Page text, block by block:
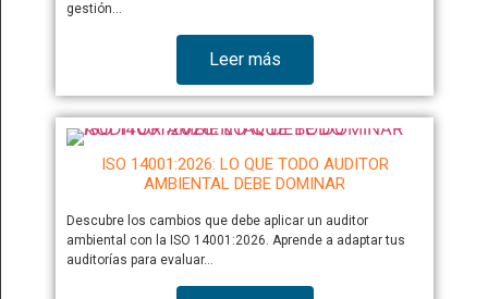
gestión…
Leer más
ISO 14001:2026: LO QUE TODO AUDITOR
AMBIENTAL DEBE DOMINAR
Descubre los cambios que debe aplicar un auditor
ambiental con la ISO 14001:2026. Aprende a adaptar tus
auditorías para evaluar…